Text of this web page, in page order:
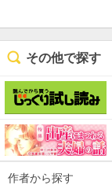
その他で探す
作者から探す